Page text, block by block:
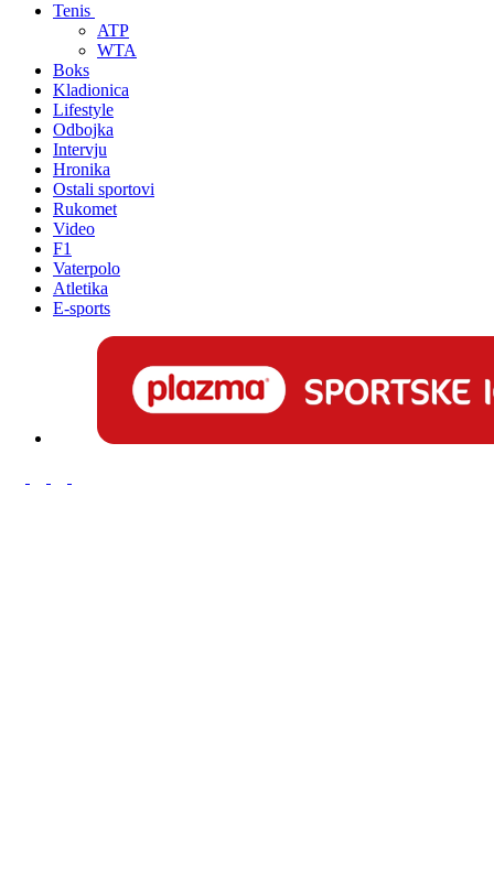
Tenis
ATP
WTA
Boks
Kladionica
Lifestyle
Odbojka
Intervju
Hronika
Ostali sportovi
Rukomet
Video
F1
Vaterpolo
Atletika
E-sports